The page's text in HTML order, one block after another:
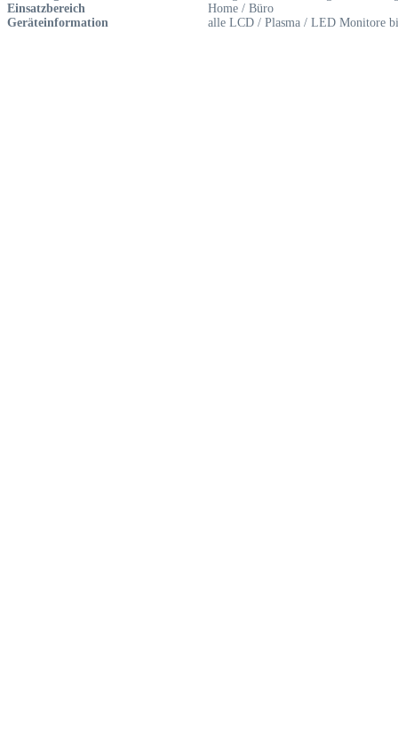
Einsatzbereich
Home / Büro
Geräteinformation
alle LCD / Plasma / LED Monitore